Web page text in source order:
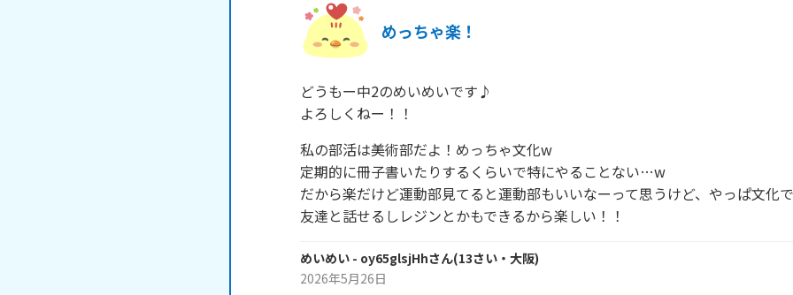
めっちゃ楽！
どうもー中2のめいめいです♪
よろしくねー！！
私の部活は美術部だよ！めっちゃ文化w
定期的に冊子書いたりするくらいで特にやることない…w
だから楽だけど運動部見てると運動部もいいなーって思うけど、やっぱ文化
友達と話せるしレジンとかもできるから楽しい！！
めいめい - oy65glsjHhさん(13さい・ 大阪)
2026年5月26日